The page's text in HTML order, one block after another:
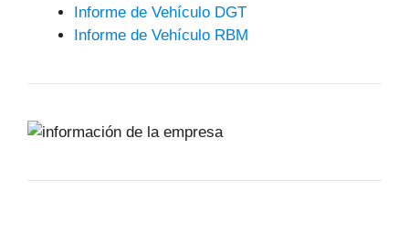
Informe de Vehículo DGT
Informe de Vehículo RBM